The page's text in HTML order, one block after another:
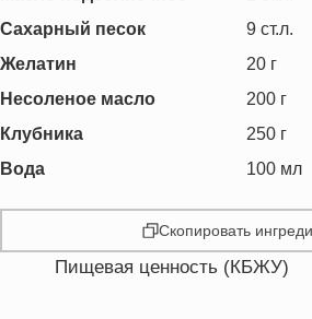
Сахарный песок
9 ст.л.
Желатин
20 г
Несоленое масло
200 г
Клубника
250 г
Вода
100 мл
Скопировать
Пищевая ценность (КБЖУ)